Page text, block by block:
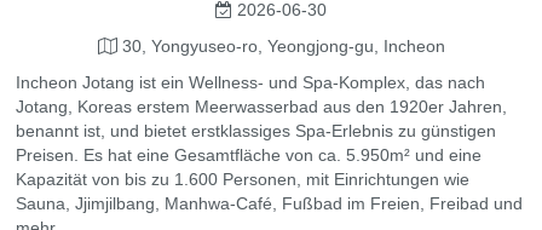
2026-06-30
30, Yongyuseo-ro, Yeongjong-gu, Incheon
Incheon Jotang ist ein Wellness- und Spa-Komplex, das nach
Jotang, Koreas erstem Meerwasserbad aus den 1920er Jahren,
benannt ist, und bietet erstklassiges Spa-Erlebnis zu günstigen
Preisen. Es hat eine Gesamtfläche von ca. 5.950m² und eine
Kapazität von bis zu 1.600 Personen, mit Einrichtungen wie
Sauna, Jjimjilbang, Manhwa-Café, Fußbad im Freien, Freibad und